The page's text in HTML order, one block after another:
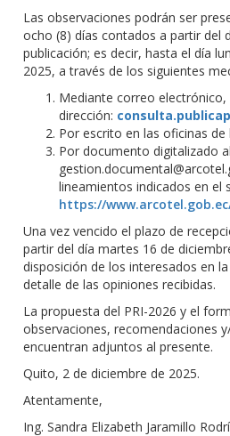
Las observaciones podrán ser
ocho (8) días contados a partir del
publicación; es decir, hasta el día
2025, a través de los siguientes
Mediante correo electrónico,
dirección:
Por escrito en las oficinas de
Por documento digitalizado
lineamientos indicados en el
https://
Una vez vencido el plazo de
partir del día martes 16 de
disposición de los interesados en
detalle de las opiniones recibidas.
La propuesta del PRI-2026 y el
observaciones, recomendaciones
encuentran adjuntos al presente.
Quito, 2 de diciembre de 2025.
Atentamente,
Ing. Sandra Elizabeth Jaramillo